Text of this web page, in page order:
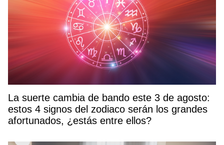
La suerte cambia de bando este 3 de agosto:
estos 4 signos del zodiaco serán los grandes
afortunados, ¿estás entre ellos?